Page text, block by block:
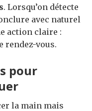
. Lorsqu’on détecte
avec naturel
action claire :
rendez-vous.
pour
la main mais